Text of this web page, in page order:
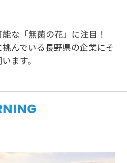
な「無菌の花」に注目！
んでいる長野県の企業にそ
ます。